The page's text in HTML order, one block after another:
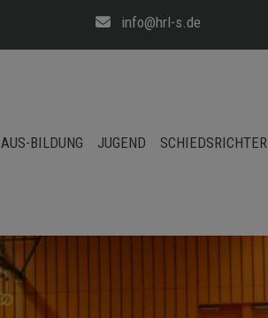
info@hrl-s.de
AUS-BILDUNG JUGEND SCHIEDSRICHTER